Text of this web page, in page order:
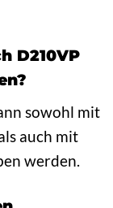
D210VP
sowohl mit
auch mit
werden.